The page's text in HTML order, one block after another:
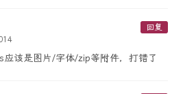
回复
应该是图片/字体/zip等附件，打错了